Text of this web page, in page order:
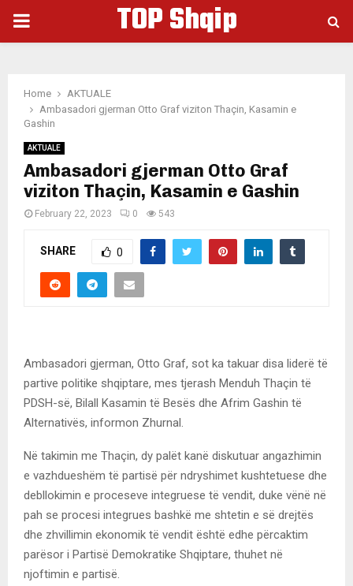
PRIMARY
TOP Shqip
Home
AKTUALE
Ambasadori gjerman Otto Graf viziton Thaçin, Kasamin e
Gashin
AKTUALE
Ambasadori gjerman Otto Graf
viziton Thaçin, Kasamin e Gashin
February 22, 2023 0 543
SHARE 0
Ambasadori gjerman, Otto Graf, sot ka takuar disa liderë të
partive politike shqiptare, mes tjerash Menduh Thaçin të
PDSH-së, Bilall Kasamin të Besës dhe Afrim Gashin të
Alternativës, informon Zhurnal.
Në takimin me Thaçin, dy palët kanë diskutuar angazhimin
e vazhdueshëm të partisë për ndryshimet kushtetuese dhe
debllokimin e proceseve integruese të vendit, duke vënë në
pah se procesi integrues bashkë me shtetin e së drejtës
dhe zhvillimin ekonomik të vendit është edhe përcaktim
parësor i Partisë Demokratike Shqiptare, thuhet në
njoftimin e partisë.